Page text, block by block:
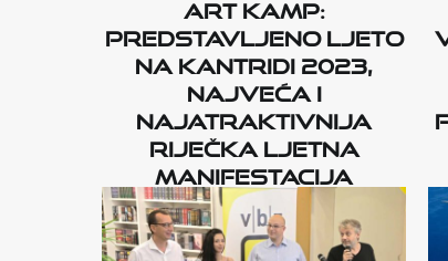
Art Kamp:
Predstavljeno Ljeto
na Kantridi 2023,
najveća i
najatraktivnija
riječka ljetna
manifestacija